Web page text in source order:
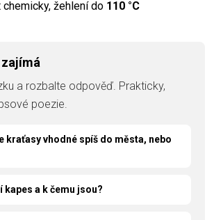
žehlení do 110 °C
zajímá
a rozbalte odpověď. Prakticky,
poezie.
kraťasy vhodné spíš do města, nebo
kapes a k čemu jsou?